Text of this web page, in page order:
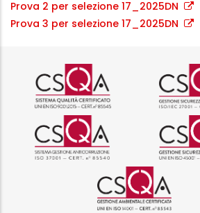
Prova 2 per selezione 17_2025DN
Prova 3 per selezione 17_2025DN
Logo
Logo
Logo